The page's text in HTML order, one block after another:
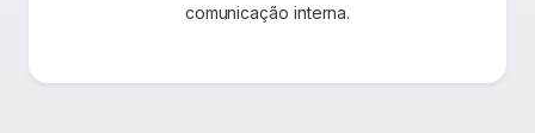
comunicação interna.